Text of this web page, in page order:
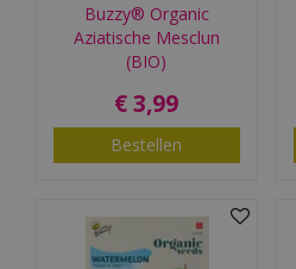
Buzzy® Organic
Aziatische Mesclun
(BIO)
€ 3,99
Bestellen